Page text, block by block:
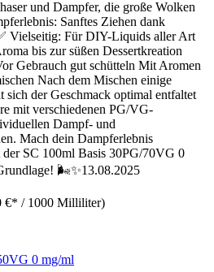
und Dampfer, die große Wolken
Sanftes Ziehen dank
Vielseitig: Für DIY-Liquids aller Art
bis zur süßen Dessertkreation
Gebrauch gut schütteln Mit Aromen
Nach dem Mischen einige
sich der Geschmack optimal entfaltet
mit verschiedenen PG/VG-
Dampf- und
Mach dein Dampferlebnis
SC 100ml Basis 30PG/70VG 0
🌬️✨13.08.2025
€* / 1000 Milliliter)